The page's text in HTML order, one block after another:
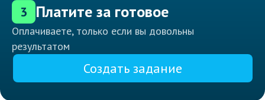
3 Платите за готовое
Оплачиваете, только если вы довольны
результатом
Создать задание